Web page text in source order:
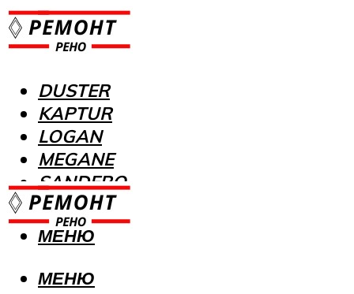
DUSTER
KAPTUR
LOGAN
MEGANE
SANDERO
МЕНЮ
МЕНЮ